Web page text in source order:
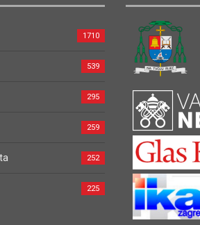
1710
539
295
259
252
225